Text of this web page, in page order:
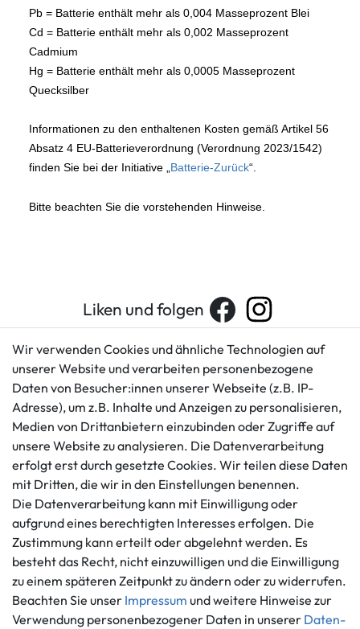
Pb = Batterie enthält mehr als 0,004 Masseprozent Blei
Cd = Batterie enthält mehr als 0,002 Masseprozent
Cadmium
Hg = Batterie enthält mehr als 0,0005 Masseprozent
Quecksilber
Informationen zu den enthaltenen Kosten gemäß Artikel 56
Absatz 4 EU-Batterieverordnung (Verordnung 2023/1542)
finden Sie bei der Initiative „ Batterie-Zurück“.
Bitte beachten Sie die vorstehenden Hinweise.
Liken und folgen
Kundenservice
+49 421 596586
Mo. - Fr. 9 - 16 Uhr
info@gameworld.de
Kontaktformular
Rechtliches
AGB
Impressum
Datenschutzerklärung
Barrierefreiheitserklärung
Widerrufs­recht
Vertrag widerrufen
Informationen
Ankauf
Über uns
Häufig gestellte Fragen
Zahlung und Versand
Zahlungsmöglichkeiten
Wir verwenden Cookies und ähnliche Technologien auf
unserer Website und verarbeiten personenbezogene
Daten von Besucher:innen unserer Webseite (z.B. IP-
Adresse), um z.B. Inhalte und Anzeigen zu personalisieren,
Medien von Drittanbietern einzubinden oder Zugriffe auf
unsere Website zu analysieren. Die Datenverarbeitung
erfolgt erst durch gesetzte Cookies. Wir teilen diese Daten
mit Dritten, die wir in den Einstellungen benennen.
Die Datenverarbeitung kann mit Einwilligung oder
aufgrund eines berechtigten Interesses erfolgen. Die
Zustimmung kann erteilt oder abgelehnt werden. Es
besteht das Recht, nicht einzuwilligen und die Einwilligung
zu einem späteren Zeitpunkt zu ändern oder zu widerrufen.
Beachten Sie unser Impressum und weitere Hinweise zur
Verwendung personenbezogener Daten in unserer Daten­